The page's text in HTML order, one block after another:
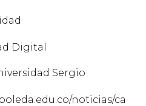
Digital
Sergio
noticias/ca